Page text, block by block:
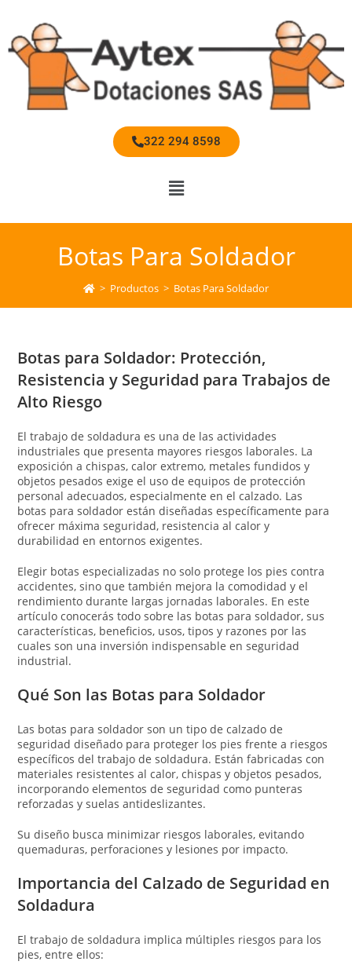
322 294 8598
Botas Para Soldador
> Productos > Botas Para Soldador
Botas para Soldador: Protección,
Resistencia y Seguridad para Trabajos de
Alto Riesgo
El trabajo de soldadura es una de las actividades
industriales que presenta mayores riesgos laborales. La
exposición a chispas, calor extremo, metales fundidos y
objetos pesados exige el uso de equipos de protección
personal adecuados, especialmente en el calzado. Las
botas para soldador están diseñadas específicamente para
ofrecer máxima seguridad, resistencia al calor y
durabilidad en entornos exigentes.
Elegir botas especializadas no solo protege los pies contra
accidentes, sino que también mejora la comodidad y el
rendimiento durante largas jornadas laborales. En este
artículo conocerás todo sobre las botas para soldador, sus
características, beneficios, usos, tipos y razones por las
cuales son una inversión indispensable en seguridad
industrial.
Qué Son las Botas para Soldador
Las botas para soldador son un tipo de calzado de
seguridad diseñado para proteger los pies frente a riesgos
específicos del trabajo de soldadura. Están fabricadas con
materiales resistentes al calor, chispas y objetos pesados,
incorporando elementos de seguridad como punteras
reforzadas y suelas antideslizantes.
Su diseño busca minimizar riesgos laborales, evitando
quemaduras, perforaciones y lesiones por impacto.
Importancia del Calzado de Seguridad en
Soldadura
El trabajo de soldadura implica múltiples riesgos para los
pies, entre ellos: